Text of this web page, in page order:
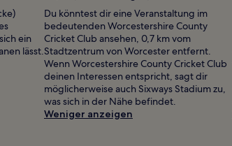
ein
lässt.
Du könntest dir eine Veranstaltung im
bedeutenden Worcestershire County
Cricket Club ansehen, 0,7 km vom
Stadtzentrum von Worcester entfernt.
Wenn Worcestershire County Cricket Club
deinen Interessen entspricht, sagt dir
möglicherweise auch Sixways Stadium zu,
was sich in der Nähe befindet.
Weniger anzeigen